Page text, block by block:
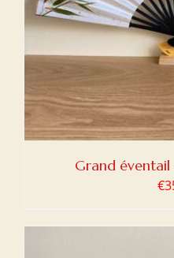
Grand éventail
€